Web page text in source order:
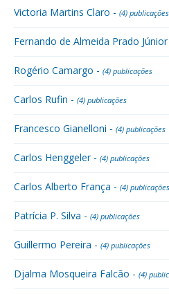
Victoria Martins Claro - (4) publicações
Fernando de Almeida Prado
Rogério Camargo - (4) publicações
Carlos Rufin - (4) publicações
Francesco Gianelloni - (4) publicações
Carlos Henggeler - (4) publicações
Carlos Alberto França - (4) publicações
Patrícia P. Silva - (4) publicações
Guillermo Pereira - (4) publicações
Djalma Mosqueira Falcão - (4)